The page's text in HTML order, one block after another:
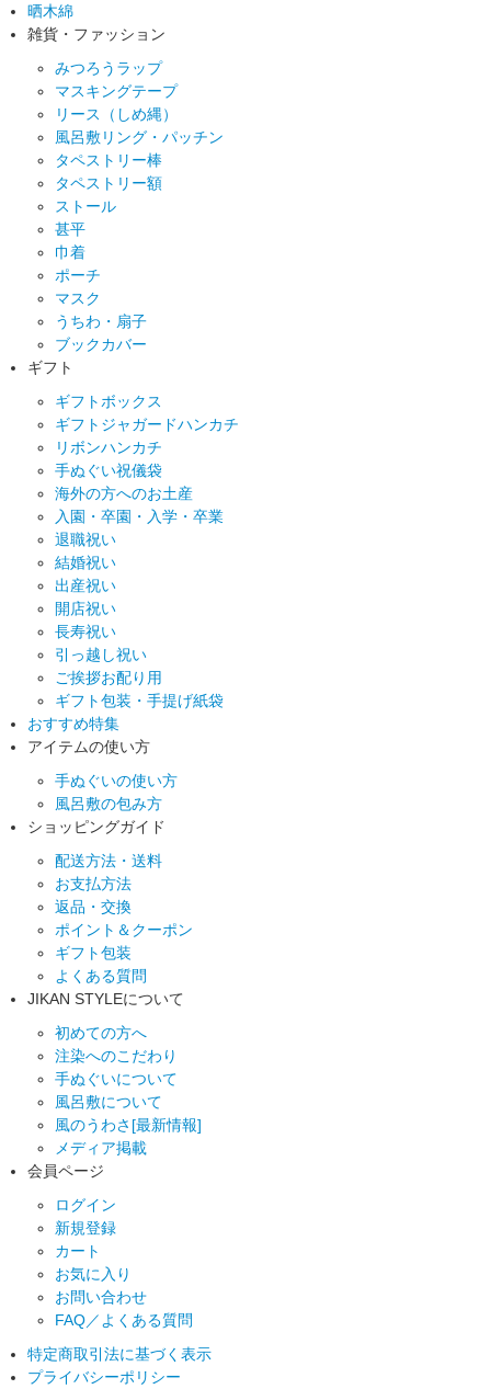
晒木綿
雑貨・ファッション
みつろうラップ
マスキングテープ
リース（しめ縄）
風呂敷リング・パッチン
タペストリー棒
タペストリー額
ストール
甚平
巾着
ポーチ
マスク
うちわ・扇子
ブックカバー
ギフト
ギフトボックス
ギフトジャガードハンカチ
リボンハンカチ
手ぬぐい祝儀袋
海外の方へのお土産
入園・卒園・入学・卒業
退職祝い
結婚祝い
出産祝い
開店祝い
長寿祝い
引っ越し祝い
ご挨拶お配り用
ギフト包装・手提げ紙袋
おすすめ特集
アイテムの使い方
手ぬぐいの使い方
風呂敷の包み方
ショッピングガイド
配送方法・送料
お支払方法
返品・交換
ポイント＆クーポン
ギフト包装
よくある質問
JIKAN STYLEについて
初めての方へ
注染へのこだわり
手ぬぐいについて
風呂敷について
風のうわさ[最新情報]
メディア掲載
会員ページ
ログイン
新規登録
カート
お気に入り
お問い合わせ
FAQ／よくある質問
特定商取引法に基づく表示
プライバシーポリシー